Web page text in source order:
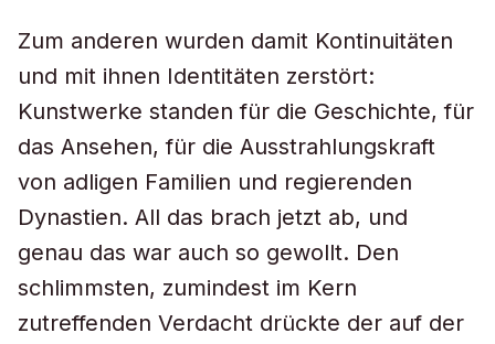
Zum anderen wurden damit Kontinuitäten
und mit ihnen Identitäten zerstört:
Kunstwerke standen für die Geschichte, für
das Ansehen, für die Ausstrahlungskraft
von adligen Familien und regierenden
Dynastien. All das brach jetzt ab, und
genau das war auch so gewollt. Den
schlimmsten, zumindest im Kern
zutreffenden Verdacht drückte der auf der